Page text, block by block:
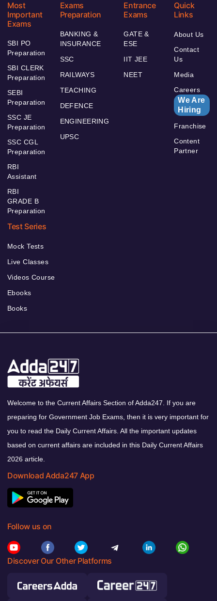
Most
Important
Exams
SBI PO
Preparation
SBI CLERK
Preparation
SEBI
Preparation
SSC JE
Preparation
SSC CGL
Preparation
RBI
Assistant
RBI
GRADE B
Preparation
Exams
Preparation
BANKING &
INSURANCE
SSC
RAILWAYS
TEACHING
DEFENCE
ENGINEERING
UPSC
Entrance
Exams
GATE &
ESE
IIT JEE
NEET
Quick
Links
About Us
Contact
Us
Media
Careers
We Are
Hiring
Franchise
Content
Partner
Test Series
Mock Tests
Live Classes
Videos Course
Ebooks
Books
Welcome to the Current Affairs Section of Adda247. If you are
preparing for Government Job Exams, then it is very important for
you to read the Daily Current Affairs. All the important updates
based on current affairs are included in this Daily Current Affairs
2026 article.
Download Adda247 App
Follow us on
Discover Our Other Platforms